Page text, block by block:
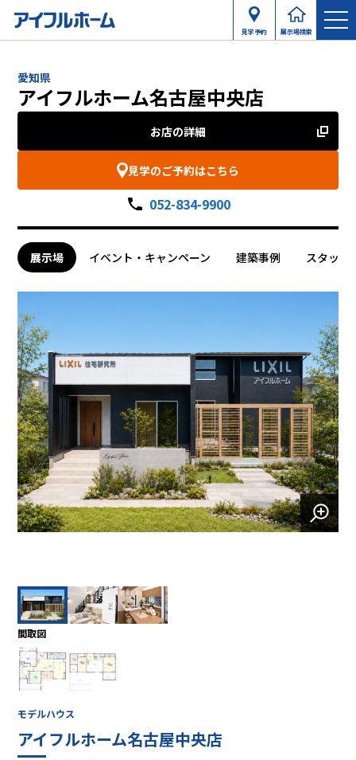
見学予約 展示場検索
愛知県
アイフルホーム名古屋中央店
お店の詳細
見学のご予約はこちら
052-834-9900
展示場 イベント・キャンペーン 建築事例 スタッフ
間取図
モデルハウス
アイフルホーム名古屋中央店